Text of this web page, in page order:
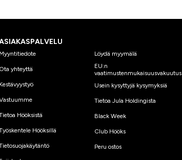
Myyntitiedote
Ota yhteyttä
Kestävyystyö
Hööksistä
Hööksillä
Löydä myymälä
EU:n
vaatimustenmukaisuusvakuutus
Usein kysyttyjä kysymyksiä
Tietoa Jula Holdingista
Black Week
Club Hööks
Peru ostos